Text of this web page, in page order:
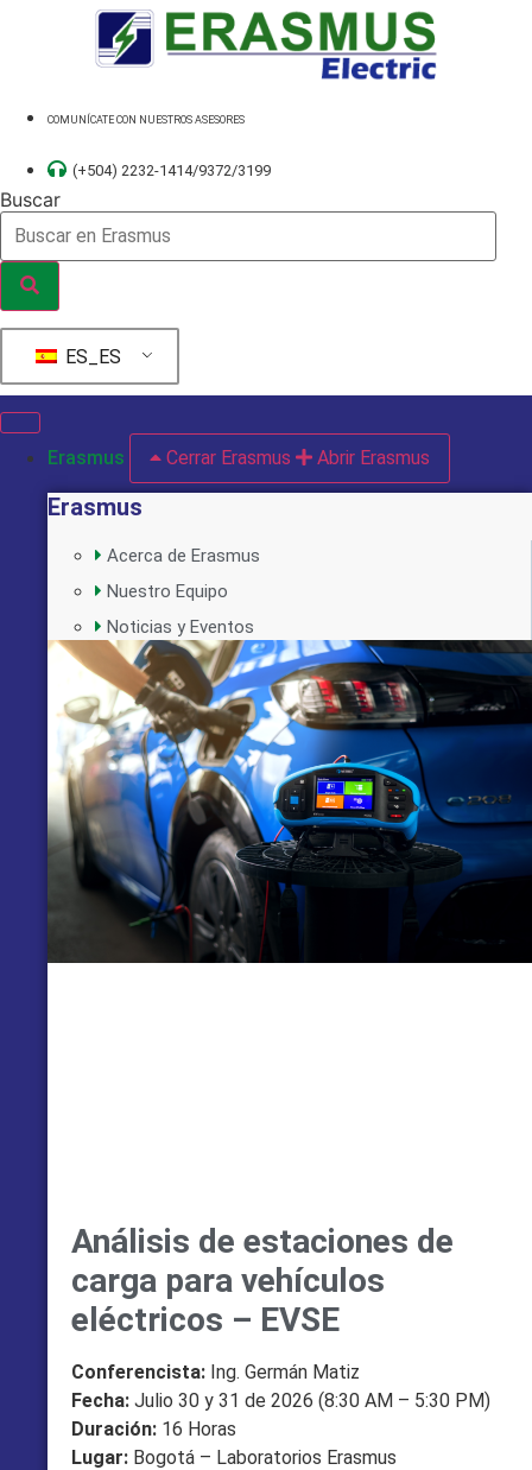
COMUNÍCATE CON NUESTROS ASESORES
(+504) 2232-1414/9372/3199
Buscar
ES_ES
Erasmus Cerrar Erasmus Abrir Erasmus
Erasmus
Acerca de Erasmus
Nuestro Equipo
Noticias y Eventos
Análisis de estaciones de
carga para vehículos
eléctricos – EVSE
Conferencista: Ing. Germán Matiz
Fecha: Julio 30 y 31 de 2026 (8:30 AM – 5:30 PM)
Duración: 16 Horas
Lugar: Bogotá – Laboratorios Erasmus